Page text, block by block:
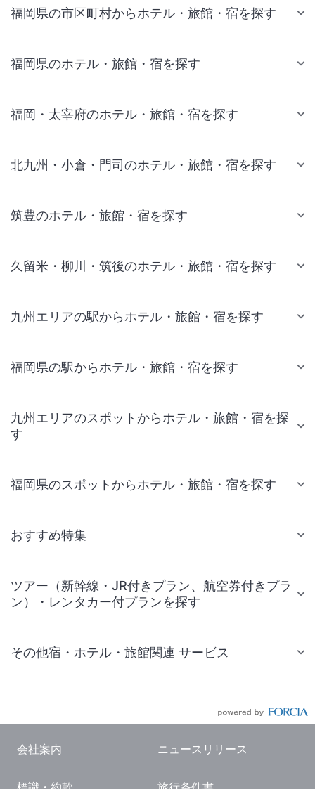
福岡県の市区町村からホテル・旅館・宿を探す
福岡県のホテル・旅館・宿を探す
福岡・太宰府のホテル・旅館・宿を探す
北九州・小倉・門司のホテル・旅館・宿を探す
筑豊のホテル・旅館・宿を探す
久留米・柳川・筑後のホテル・旅館・宿を探す
九州エリアの駅からホテル・旅館・宿を探す
福岡県の駅からホテル・旅館・宿を探す
九州エリアのスポットからホテル・旅館・宿を探
す
福岡県のスポットからホテル・旅館・宿を探す
おすすめ特集
ツアー（新幹線・JR付きプラン、航空券付きプラ
ン）・レンタカー付プランを探す
その他宿・ホテル・旅館関連 サービス
会社案内 ニュースリリース